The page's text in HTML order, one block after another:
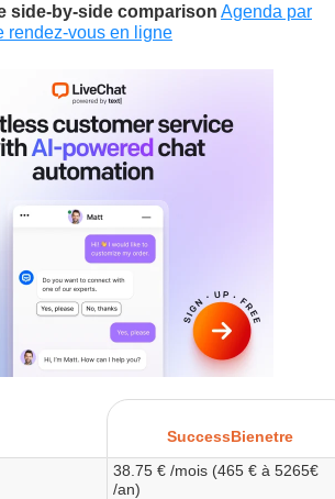
side-by-side comparison Agenda par
rendez-vous en ligne
SuccessBienetre
38.75 € /mois (465 € à 5265€
/an)